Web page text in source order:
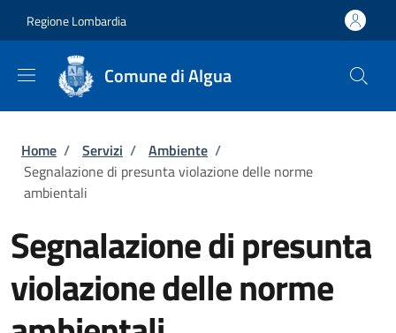
Regione Lombardia
Comune di Algua
Briciole di pane
Home / Servizi / Ambiente /
Segnalazione di presunta violazione delle norme
ambientali
Segnalazione di presunta
violazione delle norme